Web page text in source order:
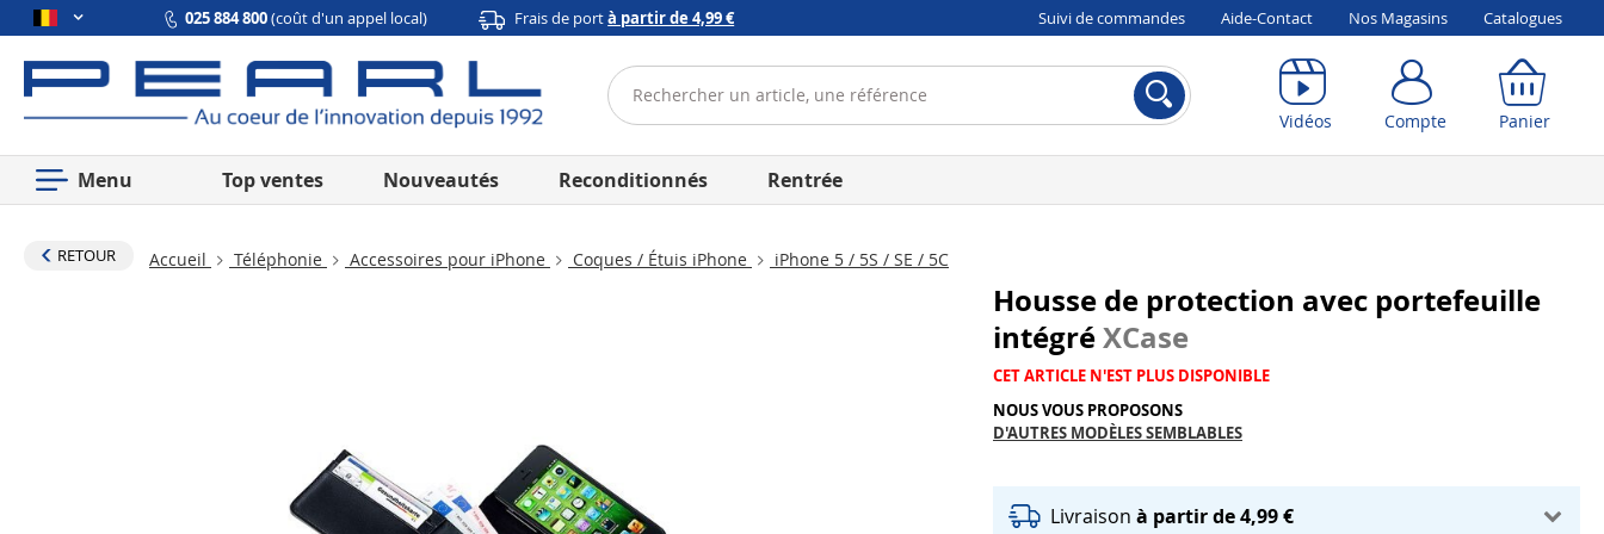
025 884 800(coût d'un appel local) Frais de portà partir de 4,99 € Suivi de commandes Aide-Contact Nos Magasins Catalogues
Vidéos Compte Panier
Menu Top ventes Nouveautés Reconditionnés Rentrée
RETOUR Accueil Téléphonie Accessoires pour iPhone Coques / Étuis iPhone iPhone 5 / 5S / SE / 5C
Housse de protection avec portefeuille
intégréXCase
CET ARTICLE N'EST PLUS DISPONIBLE
NOUS VOUS PROPOSONS
D'AUTRES MODÈLES SEMBLABLES
Livraisonà partir de 4,99 €
Compte Panier